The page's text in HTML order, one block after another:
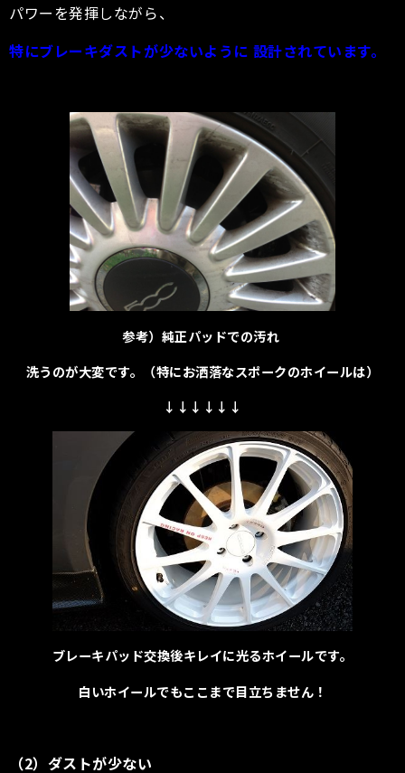
パワーを発揮しながら、
特にブレーキダストが少ないように 設計されています。
参考）純正パッドでの汚れ
洗うのが大変です。（特にお洒落なスポークのホイールは）
↓↓↓↓↓↓
ブレーキパッド交換後キレイに光るホイールです。
白いホイールでもここまで目立ちません！
（2）ダストが少ない